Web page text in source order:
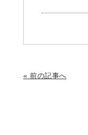
« 前の記事へ